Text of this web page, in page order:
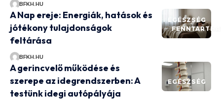
BFKH.HU
EGÉSZSÉG
A Nap ereje: Energiák, hatások és
jótékony tulajdonságok
feltárása
BFKH.HU
EGÉSZSÉG
A gerincvelő működése és
szerepe az idegrendszerben: A
testünk idegi autópályája